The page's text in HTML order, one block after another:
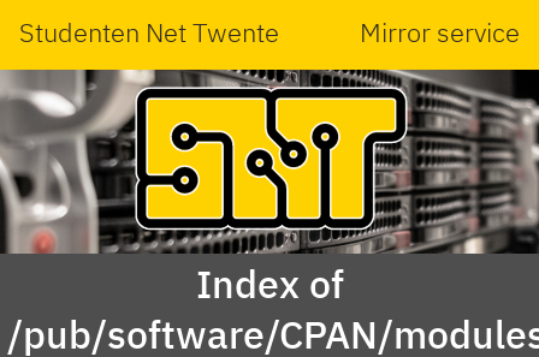
Studenten Net Twente Mirror service
Index of
/pub/software/CPAN/